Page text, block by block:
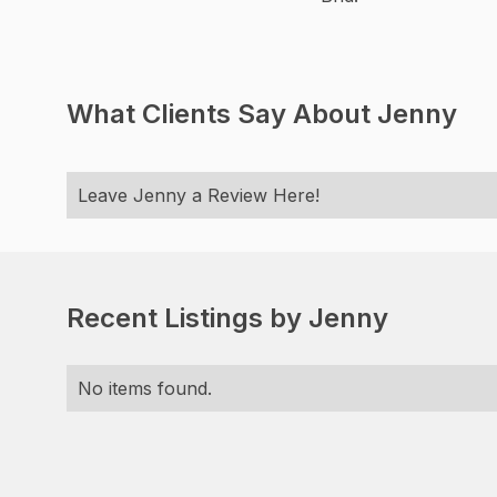
What Clients Say About Jenny
Leave Jenny a Review Here!
Recent Listings by Jenny
No items found.